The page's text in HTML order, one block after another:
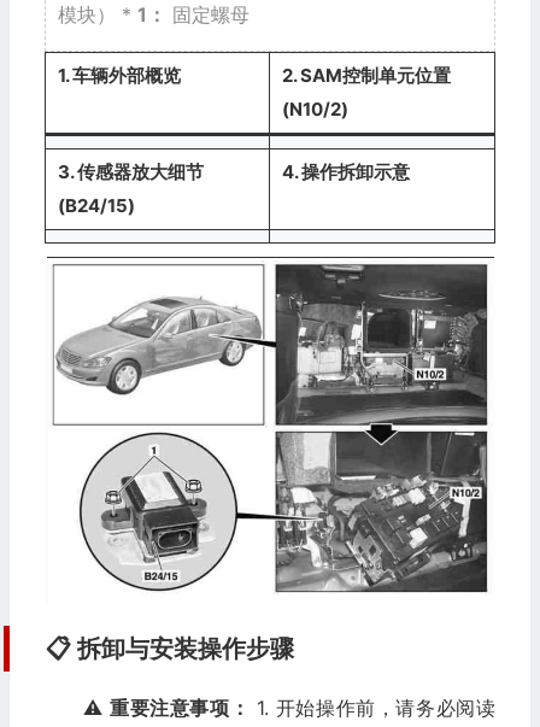
模块） * 1： 固定螺母
1. 车辆外部概览
2. SAM控制单元位置
(N10/2)
3. 传感器放大细节
(B24/15)
4. 操作拆卸示意
📋 拆卸与安装操作步骤
⚠️ 重要注意事项：
1. 开始操作前，请务必阅读